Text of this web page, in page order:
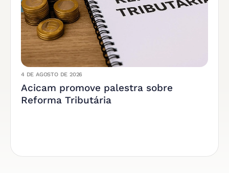
4 DE AGOSTO DE 2026
Acicam promove palestra sobre
Reforma Tributária